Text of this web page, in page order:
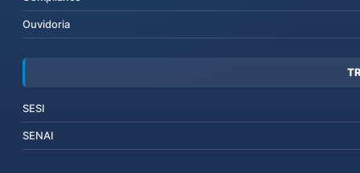
Ouvidoria
SESI
SENAI